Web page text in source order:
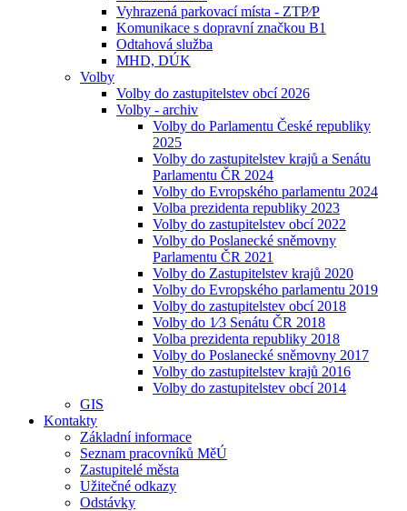
Vyhrazená parkovací místa - ZTP⁄P
Komunikace s dopravní značkou B1
Odtahová služba
MHD, DÚK
Volby
Volby do zastupitelstev obcí 2026
Volby - archiv
Volby do Parlamentu České republiky
2025
Volby do zastupitelstev krajů a Senátu
Parlamentu ČR 2024
Volby do Evropského parlamentu 2024
Volba prezidenta republiky 2023
Volby do zastupitelstev obcí 2022
Volby do Poslanecké sněmovny
Parlamentu ČR 2021
Volby do Zastupitelstev krajů 2020
Volby do Evropského parlamentu 2019
Volby do zastupitelstev obcí 2018
Volby do 1⁄3 Senátu ČR 2018
Volba prezidenta republiky 2018
Volby do Poslanecké sněmovny 2017
Volby do zastupitelstev krajů 2016
Volby do zastupitelstev obcí 2014
GIS
Kontakty
Základní informace
Seznam pracovníků MěÚ
Zastupitelé města
Užitečné odkazy
Odstávky